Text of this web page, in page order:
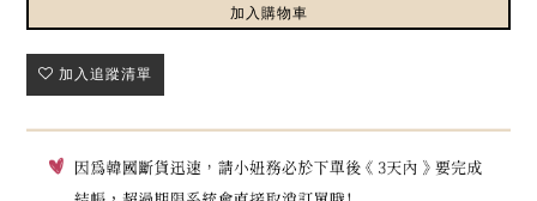
加入購物車
加入追蹤清單